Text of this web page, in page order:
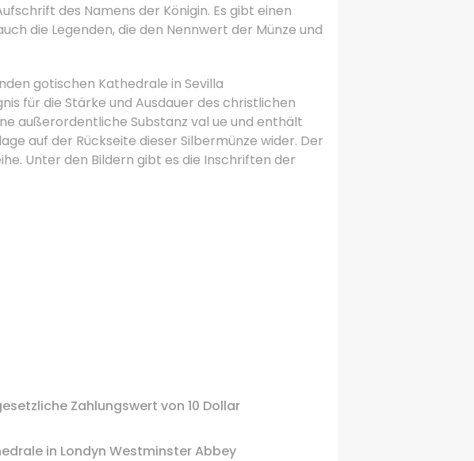
des Namens der Königin. Es gibt einen
die Legenden, die den Nennwert der Münze und
gotischen Kathedrale in Sevilla
für die Stärke und Ausdauer des christlichen
außerordentliche Substanz val ue und enthält
auf der Rückseite dieser Silbermünze wider. Der
Unter den Bildern gibt es die Inschriften der
Zahlungswert von 10 Dollar
in Londyn Westminster Abbey